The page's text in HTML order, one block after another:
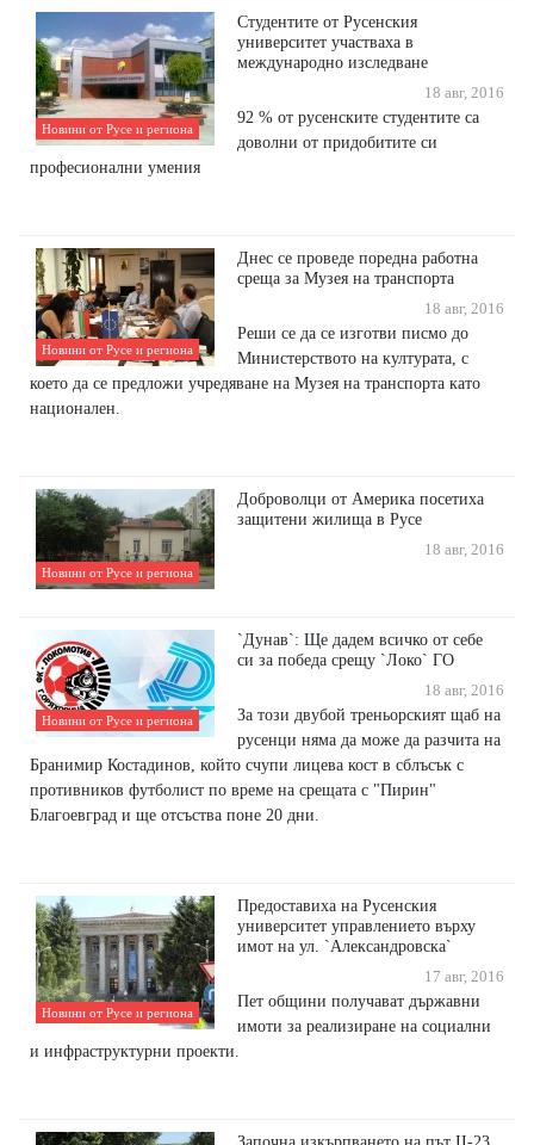
Новини от Русе и региона
Студентите от Русенския
университет участваха в
международно изследване
18 авг, 2016
92 % от русенските студентите са
доволни от придобитите си
професионални умения
Новини от Русе и региона
Днес се проведе поредна работна
среща за Музея на транспорта
18 авг, 2016
Реши се да се изготви писмо до
Министерството на културата, с
което да се предложи учредяване на Музея на транспорта като
национален.
Новини от Русе и региона
Доброволци от Америка посетиха
защитени жилища в Русе
18 авг, 2016
Новини от Русе и региона
`Дунав`: Ще дадем всичко от себе
си за победа срещу `Локо` ГО
18 авг, 2016
За този двубой треньорският щаб на
русенци няма да може да разчита на
Бранимир Костадинов, който счупи лицева кост в сблъсък с
противников футболист по време на срещата с "Пирин"
Благоевград и ще отсъства поне 20 дни.
Новини от Русе и региона
Предоставиха на Русенския
университет управлението върху
имот на ул. `Александровска`
17 авг, 2016
Пет общини получават държавни
имоти за реализиране на социални
и инфраструктурни проекти.